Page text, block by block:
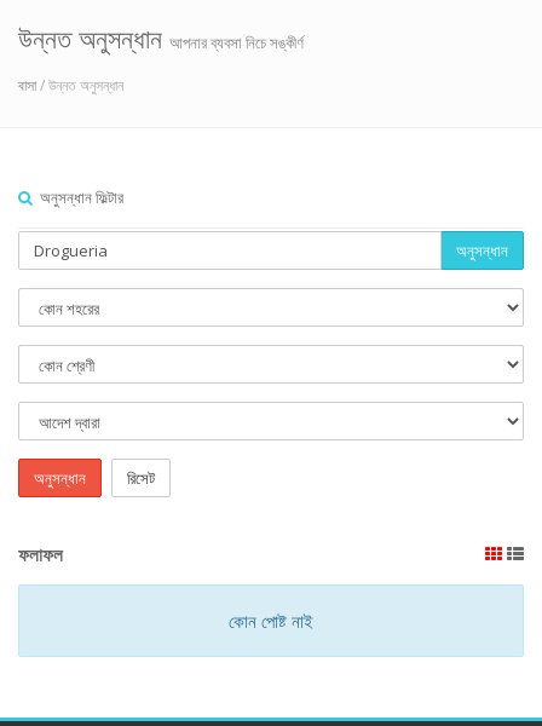
উন্নত অনুসন্ধান আপনার ব্যবসা নিচে সঙ্কীর্ণ
বাসা/ উন্নত অনুসন্ধান
অনুসন্ধান ফিল্টার
অনুসন্ধান
অনুসন্ধান রিসেট
ফলাফল
কোন পোষ্ট নাই